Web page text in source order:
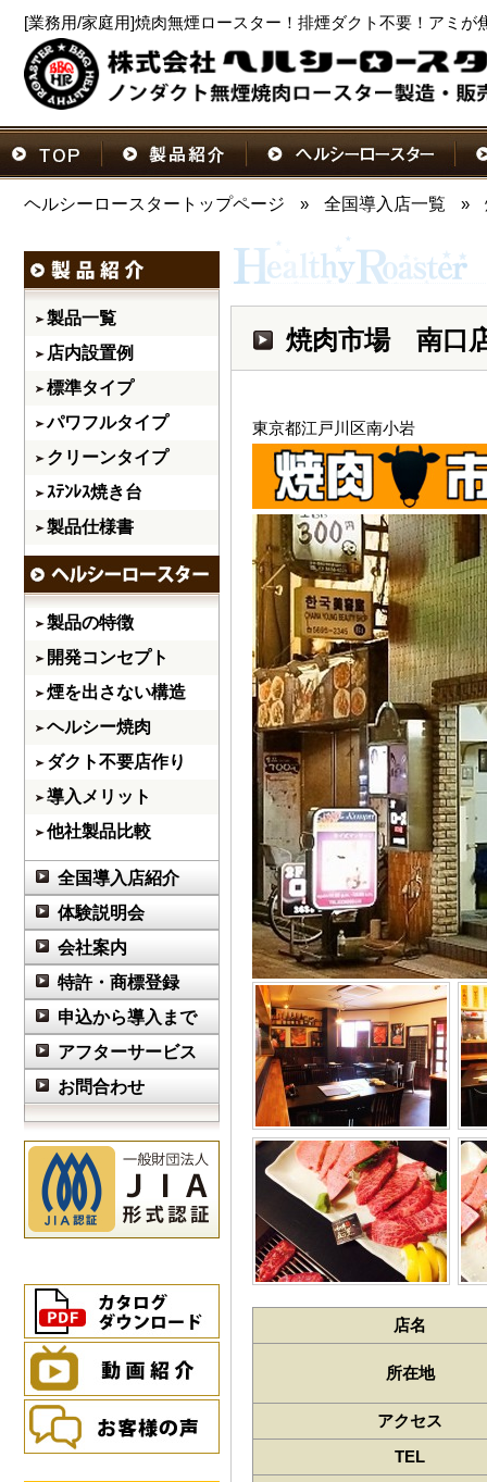
[業務用/家庭用]焼肉無煙ロースター！排煙ダクト不要！アミが
ヘルシーロースタートップページ » 全国導入店一覧 »
製品一覧
店内設置例
標準タイプ
パワフルタイプ
クリーンタイプ
ｽﾃﾝﾚｽ焼き台
製品仕様書
製品の特徴
開発コンセプト
煙を出さない構造
ヘルシー焼肉
ダクト不要店作り
導入メリット
他社製品比較
全国導入店紹介
体験説明会
会社案内
特許・商標登録
申込から導入まで
アフターサービス
お問合わせ
焼肉市場 南口
東京都江戸川区南小岩
店名
所在地
アクセス
TEL